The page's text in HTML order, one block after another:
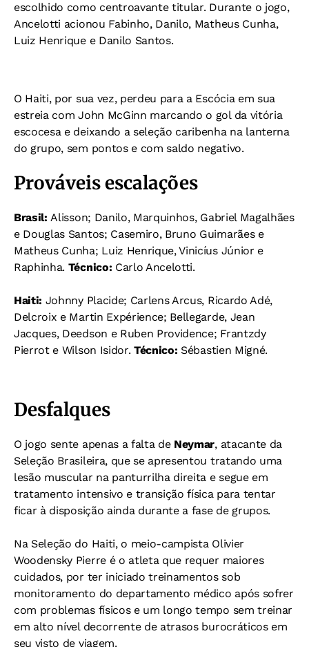
escolhido como centroavante titular. Durante o jogo,
Ancelotti acionou Fabinho, Danilo, Matheus Cunha,
Luiz Henrique e Danilo Santos.
O Haiti, por sua vez, perdeu para a Escócia em sua
estreia com John McGinn marcando o gol da vitória
escocesa e deixando a seleção caribenha na lanterna
do grupo, sem pontos e com saldo negativo.
Prováveis escalações
Brasil:Alisson; Danilo, Marquinhos, Gabriel Magalhães
e Douglas Santos; Casemiro, Bruno Guimarães e
Matheus Cunha; Luiz Henrique, Vinicíus Júnior e
Raphinha. Técnico: Carlo Ancelotti.
Haiti: Johnny Placide; Carlens Arcus, Ricardo Adé,
Delcroix e Martin Expérience; Bellegarde, Jean
Jacques, Deedson e Ruben Providence; Frantzdy
Pierrot e Wilson Isidor. Técnico: Sébastien Migné.
Desfalques
O jogo sente apenas a falta de Neymar, atacante da
Seleção Brasileira, que se apresentou tratando uma
lesão muscular na panturrilha direita e segue em
tratamento intensivo e transição física para tentar
ficar à disposição ainda durante a fase de grupos.
Na Seleção do Haiti, o meio-campista Olivier
Woodensky Pierre é o atleta que requer maiores
cuidados, por ter iniciado treinamentos sob
monitoramento do departamento médico após sofrer
com problemas físicos e um longo tempo sem treinar
em alto nível decorrente de atrasos burocráticos em
seu visto de viagem.